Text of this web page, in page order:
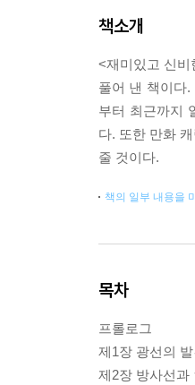
책소개
<재미있고 신
풀어 낸 책이다
부터 최근까지
다. 또한 만화
줄 것이다.
책의 일부 내용을
목차
프롤로그
제1장 광선의 발
제2장 방사선과